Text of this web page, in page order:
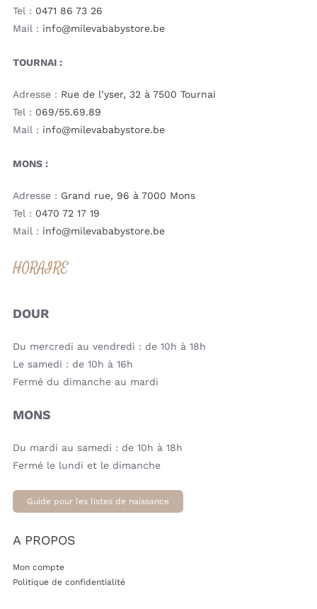
Tel : 0471 86 73 26
Mail : info@milevababystore.be
TOURNAI :
Adresse : Rue de l’yser, 32 à 7500 Tournai
Tel : 069/55.69.89
Mail : info@milevababystore.be
MONS :
Adresse : Grand rue, 96 à 7000 Mons
Tel : 0470 72 17 19
Mail : info@milevababystore.be
HORAIRE
DOUR
Du mercredi au vendredi : de 10h à 18h
Le samedi : de 10h à 16h
Fermé du dimanche au mardi
MONS
Du mardi au samedi : de 10h à 18h
Fermé le lundi et le dimanche
Guide pour les listes de naissance
A PROPOS
Mon compte
Politique de confidentialité